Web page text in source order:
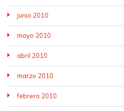
junio 2010
mayo 2010
abril 2010
marzo 2010
febrero 2010